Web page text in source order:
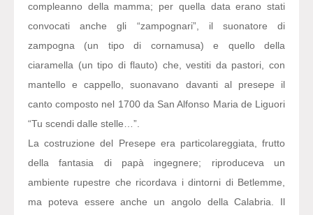
compleanno della mamma; per quella data erano stati
convocati anche gli “zampognari”, il suonatore di
zampogna (un tipo di cornamusa) e quello della
ciaramella (un tipo di flauto) che, vestiti da pastori, con
mantello e cappello, suonavano davanti al presepe il
canto composto nel 1700 da San Alfonso Maria de Liguori
“Tu scendi dalle stelle…”.
La costruzione del Presepe era particolareggiata, frutto
della fantasia di papà ingegnere; riproduceva un
ambiente rupestre che ricordava i dintorni di Betlemme,
ma poteva essere anche un angolo della Calabria. Il